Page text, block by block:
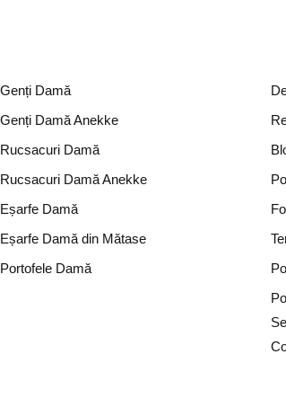
Genți Damă
Genți Damă Anekke
Rucsacuri Damă
Rucsacuri Damă Anekke
Eșarfe Damă
Eșarfe Damă din Mătase
Portofele Damă